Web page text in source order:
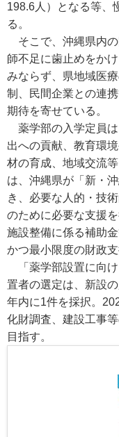
198.6人）となる等、
る。
そこで、沖縄県内の
師不足に歯止めをか
みならず、県地域医
制、民間企業との連
期待を寄せている。
薬学部の入学定員は
出への貢献、教育環
材の育成、地域交流
は、沖縄県が「新・
き、必要な人的・技
のために必要な支援
施設整備に係る補助
かつ最小限度の財政支
「薬学部設置に向け
置者の選定は、新設
年内に1件を採択。
化財調査、建設工事
目指す。